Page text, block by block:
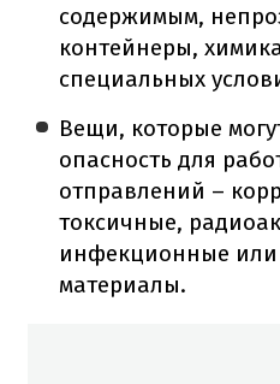
содержимым,
контейнеры,
специальных
Вещи, которые
опасность для
отправлений –
токсичные,
инфекционные или
материалы.